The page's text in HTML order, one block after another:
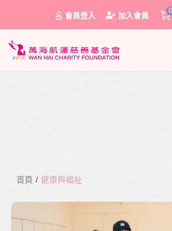
會員登入 加入會員
0
首頁 / 健康與福祉